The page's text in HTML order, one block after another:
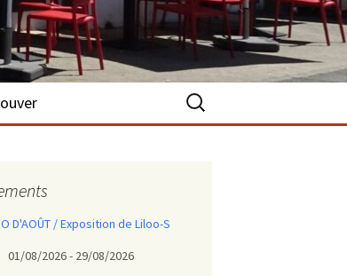
Rechercher :
D'AOÛT / Exposition de Liloo-S
01/08/2026 - 29/08/2026